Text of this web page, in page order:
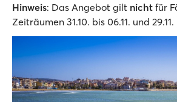
Hinweis: Das Angebot gilt nicht für
Zeiträumen 31.10. bis 06.11. und 29.11.